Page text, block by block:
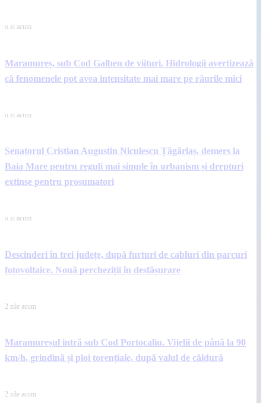
o zi acum
Maramureș, sub Cod Galben de viituri. Hidrologii avertizează
că fenomenele pot avea intensitate mai mare pe râurile mici
o zi acum
Senatorul Cristian Augustin Niculescu Țâgârlaș, demers la
Baia Mare pentru reguli mai simple în urbanism și drepturi
extinse pentru prosumatori
o zi acum
Descinderi în trei județe, după furturi de cabluri din parcuri
fotovoltaice. Nouă percheziții în desfășurare
2 zile acum
Maramureșul intră sub Cod Portocaliu. Vijelii de până la 90
km/h, grindină și ploi torențiale, după valul de căldură
2 zile acum